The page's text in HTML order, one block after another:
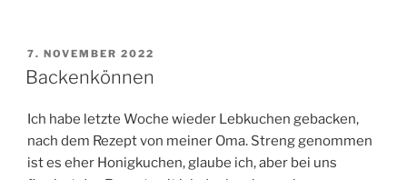
VERÖFFENTLICHT
AM
7. NOVEMBER 2022
Backenkönnen
Ich habe letzte Woche wieder Lebkuchen gebacken,
nach dem Rezept von meiner Oma. Streng genommen
ist es eher Honigkuchen, glaube ich, aber bei uns